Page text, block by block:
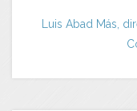
Luis Abad Más,